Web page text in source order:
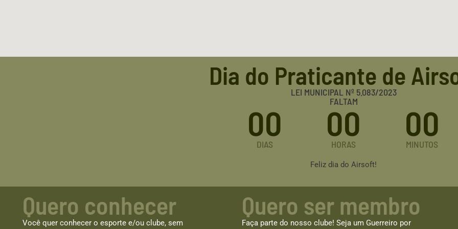
Dia do Praticante de
LEI MUNICIPAL Nº 5.083/2023
FALTAM
00
DIAS
00
HORAS
00
MINUTOS
Feliz dia do Airsoft!
Quero conhecer
Você quer conhecer o esporte e/ou clube, sem
Quero ser membro
Faça parte do nosso clube! Seja um Guerreiro por